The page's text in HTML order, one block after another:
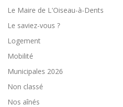
Le Maire de L'Oiseau-à-Dents
Le saviez-vous ?
Logement
Mobilité
Municipales 2026
Non classé
Nos aînés